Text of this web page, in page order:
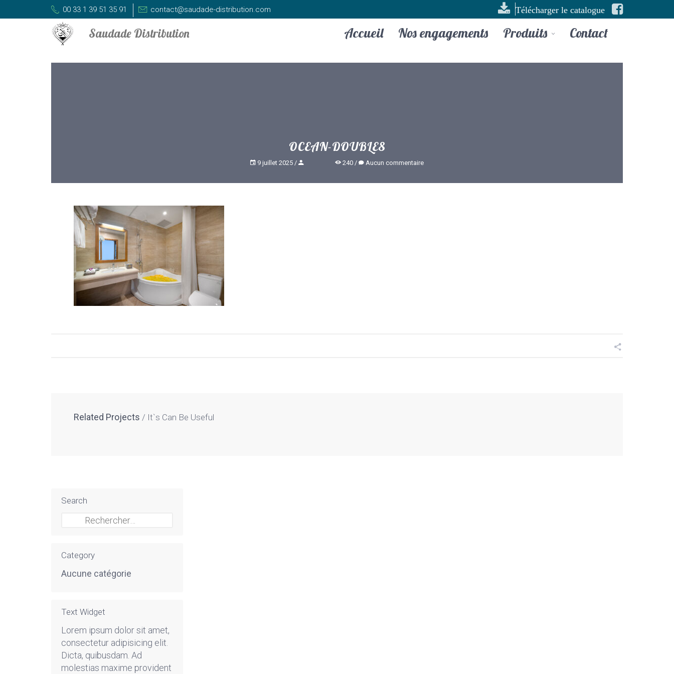
00 33 1 39 51 35 91 contact@saudade-distribution.com Télécharger le catalogue
Accueil Nos engagements Produits Contact
OCEAN-DOUBLE8
9 juillet 2025 240 Aucun commentaire
Related Projects It`s Can Be Useful
Search
Rechercher :
Category
Aucune catégorie
Text Widget
Lorem ipsum dolor sit amet,
consectetur adipisicing elit.
Dicta, quibusdam. Ad
molestias maxime provident